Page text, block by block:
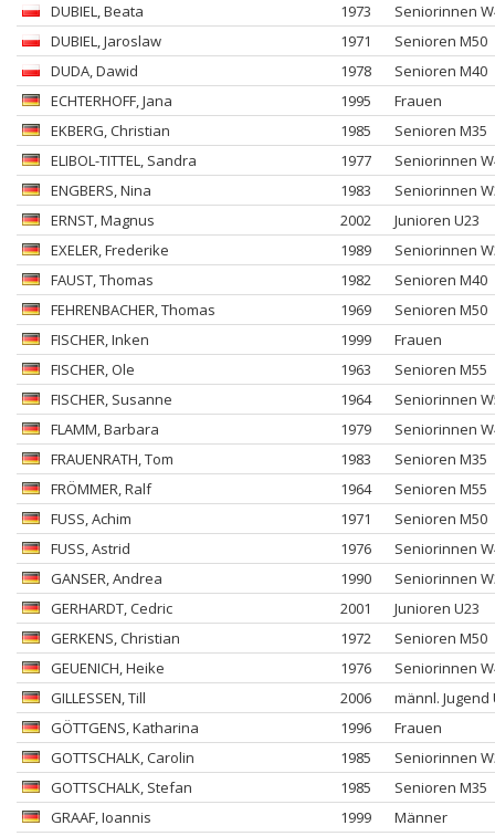
DUBIEL, Beata 1973
Seniorinnen
DUBIEL, Jaroslaw 1971
Senioren M50
DUDA, Dawid 1978
Senioren M40
ECHTERHOFF, Jana 1995
Frauen
EKBERG, Christian 1985
Senioren M35
ELIBOL-TITTEL, Sandra 1977
Seniorinnen
ENGBERS, Nina 1983
Seniorinnen
ERNST, Magnus 2002
Junioren U23
EXELER, Frederike 1989
Seniorinnen
FAUST, Thomas 1982
Senioren M40
FEHRENBACHER, Thomas 1969
Senioren M50
FISCHER, Inken 1999
Frauen
FISCHER, Ole 1963
Senioren M55
FISCHER, Susanne 1964
Seniorinnen
FLAMM, Barbara 1979
Seniorinnen
FRAUENRATH, Tom 1983
Senioren M35
FRÖMMER, Ralf 1964
Senioren M55
FUSS , Achim 1971
Senioren M50
FUSS , Astrid 1976
Seniorinnen
GANSER, Andrea 1990
Seniorinnen
GERHARDT, Cedric 2001
Junioren U23
GERKENS, Christian 1972
Senioren M50
GEUENICH, Heike 1976
Seniorinnen
GILLESSEN, Till 2006
männl. Jugend
GÖTTGENS, Katharina 1996
Frauen
GOTTSCHALK, Carolin 1985
Seniorinnen
GOTTSCHALK, Stefan 1985
Senioren M35
GRAAF, Ioannis 1999
Männer